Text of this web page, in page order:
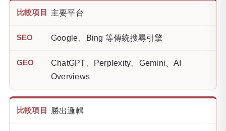
主要平台
Google、Bing 等傳統搜尋引擎
ChatGPT、Perplexity、Gemini、AI
Overviews
勝出邏輯